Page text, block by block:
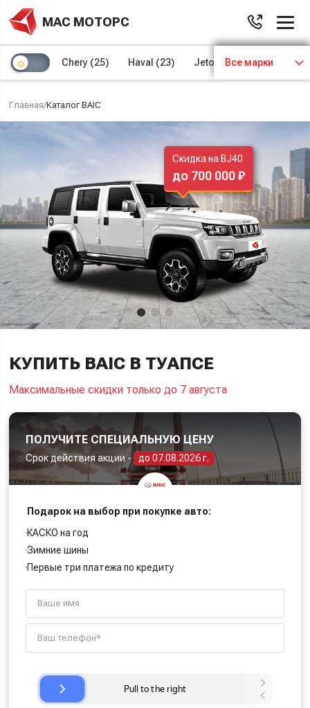
МАС МОТОРС
Chery (25) Haval (23) Jetour (8) Kaiyi (4)
Все марки
Главная/Каталог BAIC
КУПИТЬ BAIC В ТУАПСЕ
Максимальные скидки только до 7 августа
ПОЛУЧИТЕ СПЕЦИАЛЬНУЮ ЦЕНУ
Срок действия акции - до 07.08.2026 г.
Подарок на выбор при покупке авто:
КАСКО на год
Зимние шины
Первые три платежа по кредиту
Скидка на BJ40
до 700 000 ₽